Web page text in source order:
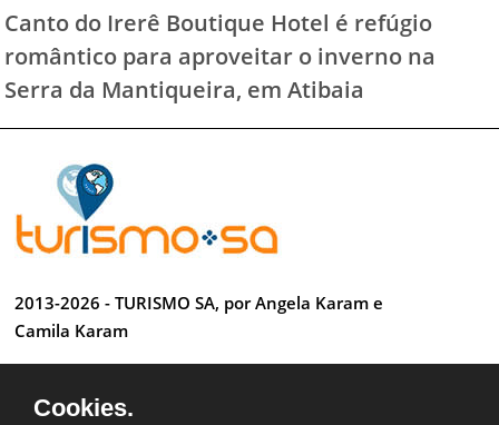
Canto do Irerê Boutique Hotel é refúgio
romântico para aproveitar o inverno na
Serra da Mantiqueira, em Atibaia
2013-2026 - TURISMO SA, por Angela Karam e
Camila Karam
Desenvolvido por Anderson Luiz
Cookies.